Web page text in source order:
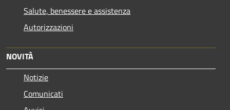
Salute, benessere e assistenza
Autorizzazioni
NOVITÀ
Notizie
Comunicati